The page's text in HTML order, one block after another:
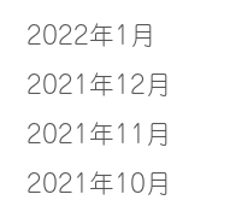
2022年1月
2021年12月
2021年11月
2021年10月